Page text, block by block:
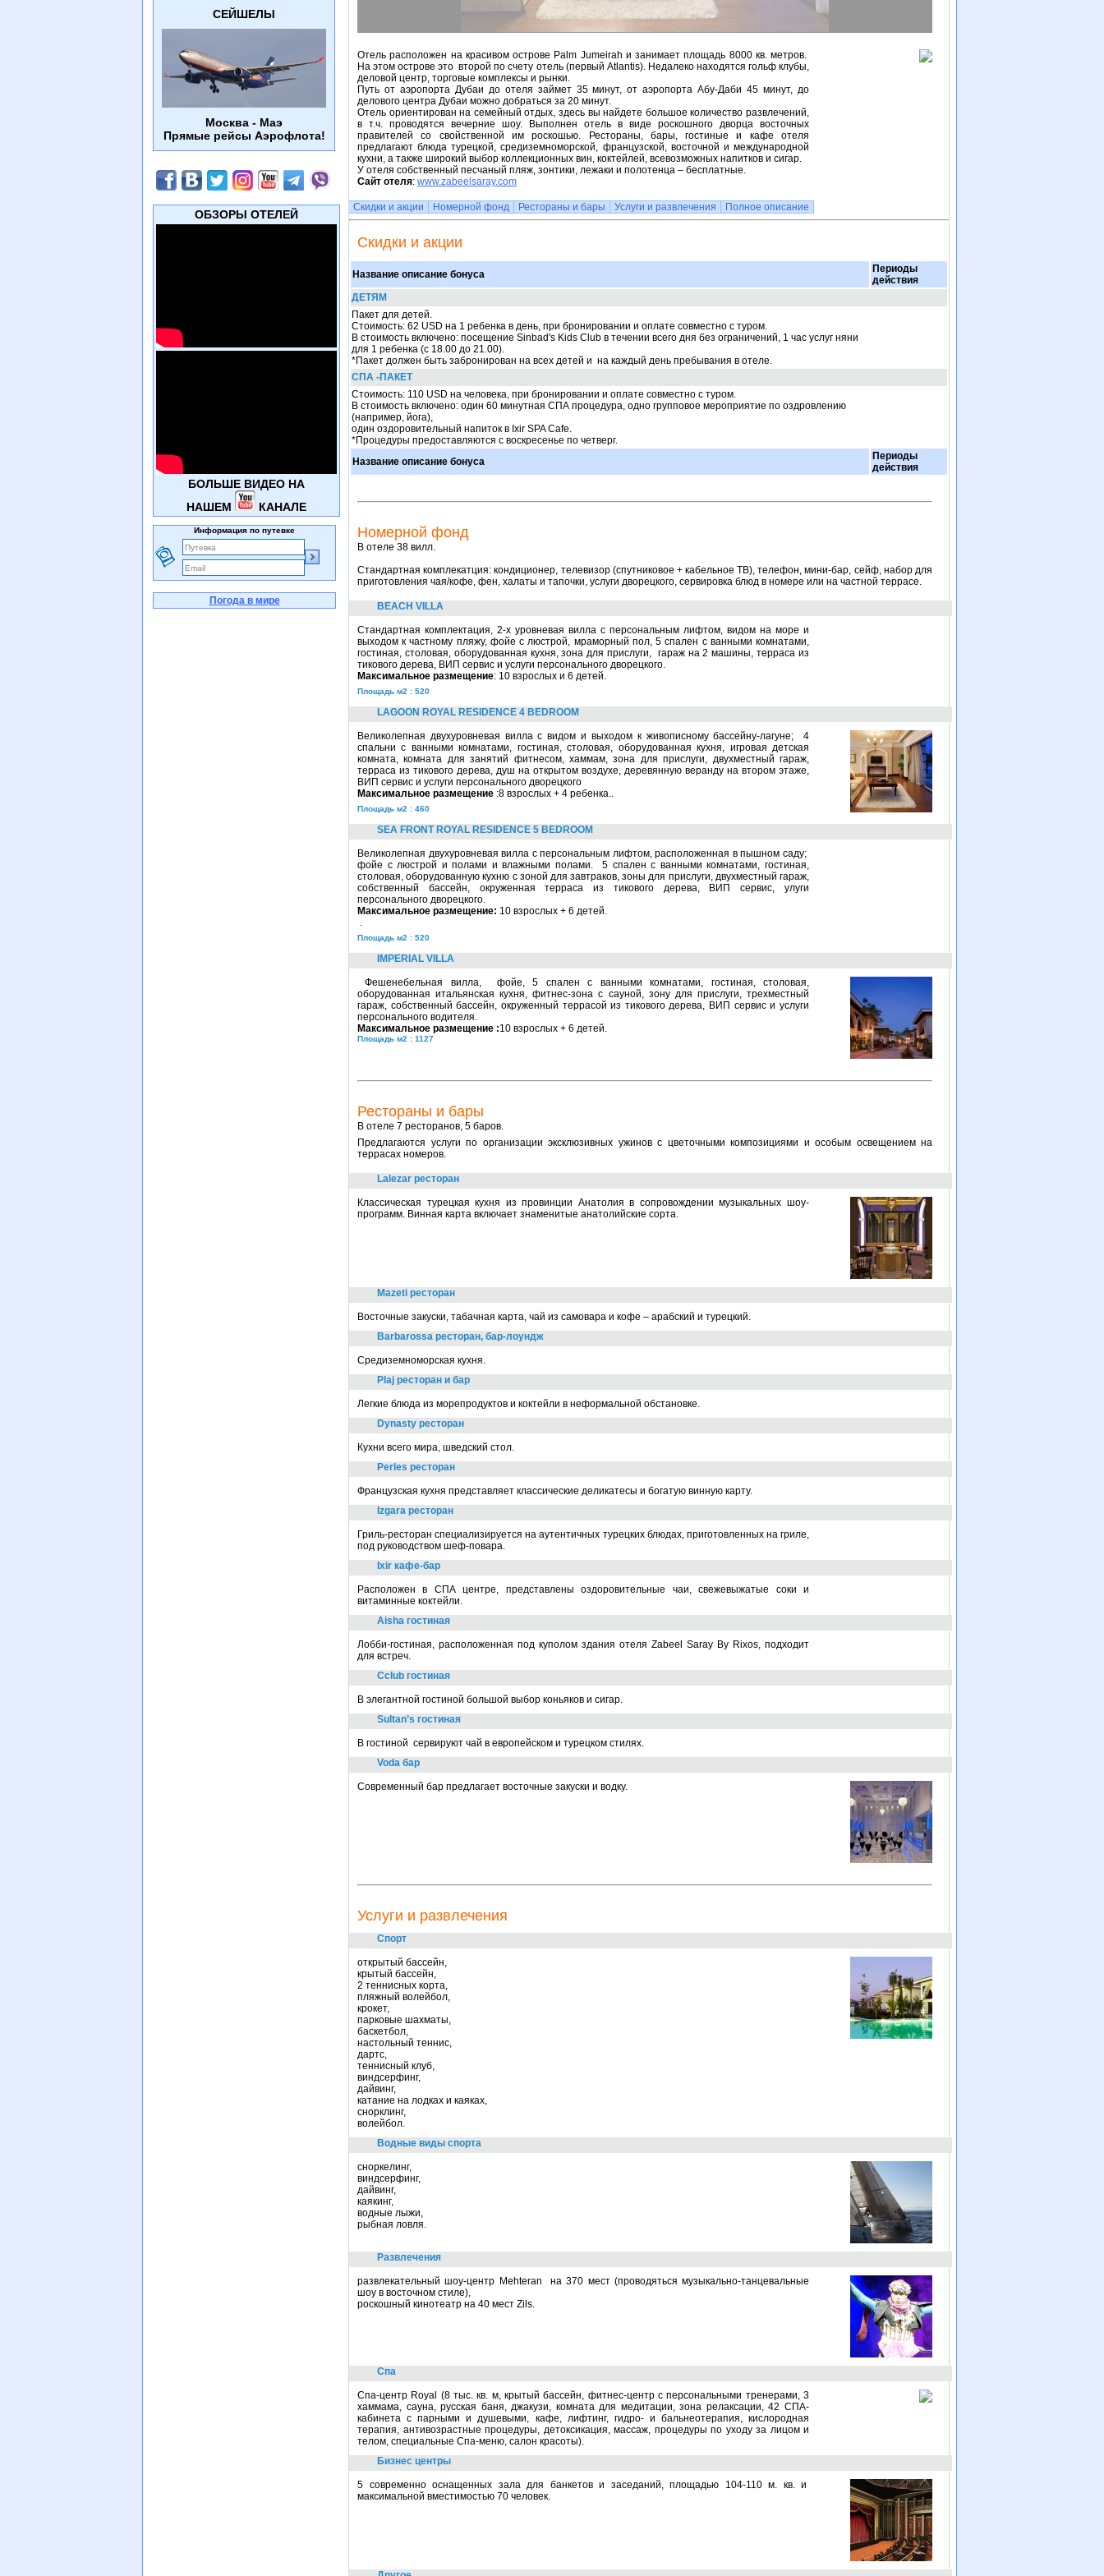
Отель расположен на красивом острове Palm Jumeirah и занимает площадь 8000 кв. метров.
На этом острове это второй по счету отель (первый Atlantis). Недалеко находятся гольф клубы,
деловой центр, торговые комплексы и рынки.
Путь от аэропорта Дубаи до отеля займет 35 минут, от аэропорта Абу-Даби 45 минут, до
делового центра Дубаи можно добраться за 20 минут.
Отель ориентирован на семейный отдых, здесь вы найдете большое количество развлечений,
в т.ч. проводятся вечерние шоу. Выполнен отель в виде роскошного дворца восточных
правителей со свойственной им роскошью. Рестораны, бары, гостиные и кафе отеля
предлагают блюда турецкой, средиземноморской, французской, восточной и международной
кухни, а также широкий выбор коллекционных вин, коктейлей, всевозможных напитков и сигар.
У отеля собственный песчаный пляж, зонтики, лежаки и полотенца – бесплатные.
Сайт отеля: www.zabeelsaray.com
Скидки и акции Номерной фонд Рестораны и бары Услуги и развлечения Полное описание
Скидки и акции
Название описание бонуса
Периоды
действия
ДЕТЯМ
Пакет для детей.
Стоимость: 62 USD на 1 ребенка в день, при бронировании и оплате совместно с туром.
В стоимость включено: посещение Sinbad's Kids Club в течении всего дня без ограничений, 1 час услуг няни
для 1 ребенка (с 18.00 до 21.00).
*Пакет должен быть забронирован на всех детей и на каждый день пребывания в отеле.
СПА -ПАКЕТ
Стоимость: 110 USD на человека, при бронировании и оплате совместно с туром.
В стоимость включено: один 60 минутная СПА процедура, одно групповое мероприятие по оздровлению
(например, йога),
один оздоровительный напиток в Ixir SPA Cafe.
*Процедуры предоставляются с воскресенье по четверг.
Название описание бонуса
Периоды
действия
Номерной фонд
В отеле 38 вилл.
Стандартная комплекатция: кондиционер, телевизор (спутниковое + кабельное ТВ), телефон, мини-бар, сейф, набор для
приготовления чая/кофе, фен, халаты и тапочки, услуги дворецкого, сервировка блюд в номере или на частной террасе.
BEACH VILLA
Стандартная комплектация, 2-х уровневая вилла с персональным лифтом, видом на море и
выходом к частному пляжу, фойе с люстрой, мраморный пол, 5 спален с ванными комнатами,
гостиная, столовая, оборудованная кухня, зона для прислуги, гараж на 2 машины, терраса из
тикового дерева, ВИП сервис и услуги персонального дворецкого.
Максимальное размещение: 10 взрослых и 6 детей.
Площадь м2 : 520
LAGOON ROYAL RESIDENCE 4 BEDROOM
Великолепная двухуровневая вилла с видом и выходом к живописному бассейну-лагуне; 4
спальни с ванными комнатами, гостиная, столовая, оборудованная кухня, игровая детская
комната, комната для занятий фитнесом, хаммам, зона для прислуги, двухместный гараж,
терраса из тикового дерева, душ на открытом воздухе, деревянную веранду на втором этаже,
ВИП сервис и услуги персонального дворецкого
Максимальное размещение :8 взрослых + 4 ребенка..
Площадь м2 : 460
SEA FRONT ROYAL RESIDENCE 5 BEDROOM
Великолепная двухуровневая вилла с персональным лифтом, расположенная в пышном саду;
фойе с люстрой и полами и влажными полами. 5 спален с ванными комнатами, гостиная,
столовая, оборудованную кухню с зоной для завтраков, зоны для прислуги, двухместный гараж,
собственный бассейн, окруженная терраса из тикового дерева, ВИП сервис, улуги
персонального дворецкого.
Максимальное размещение: 10 взрослых + 6 детей.
.
Площадь м2 : 520
IMPERIAL VILLA
Фешенебельная вилла, фойе, 5 спален с ванными комнатами, гостиная, столовая,
оборудованная итальянская кухня, фитнес-зона с сауной, зону для прислуги, трехместный
гараж, собственный бассейн, окруженный террасой из тикового дерева, ВИП сервис и услуги
персонального водителя.
Максимальное размещение :10 взрослых + 6 детей.
Площадь м2 : 1127
Рестораны и бары
В отеле 7 ресторанов, 5 баров.
Предлагаются услуги по организации эксклюзивных ужинов с цветочными композициями и особым освещением на
террасах номеров.
Lalezar ресторан
Классическая турецкая кухня из провинции Анатолия в сопровождении музыкальных шоу-
программ. Винная карта включает знаменитые анатолийские сорта.
Mazeti ресторан
Восточные закуски, табачная карта, чай из самовара и кофе – арабский и турецкий.
Barbarossa ресторан, бар-лоундж
Средиземноморская кухня.
Plaj ресторан и бар
Легкие блюда из морепродуктов и коктейли в неформальной обстановке.
Dynasty ресторан
Кухни всего мира, шведский стол.
Perles ресторан
Французская кухня представляет классические деликатесы и богатую винную карту.
Izgara ресторан
Гриль-ресторан специализируется на аутентичных турецких блюдах, приготовленных на гриле,
под руководством шеф-повара.
Ixir кафе-бар
Расположен в СПА центре, представлены оздоровительные чаи, свежевыжатые соки и
витаминные коктейли.
Aisha гостиная
Лобби-гостиная, расположенная под куполом здания отеля Zabeel Saray By Rixos, подходит
для встреч.
Cclub гостиная
В элегантной гостиной большой выбор коньяков и сигар.
Sultan’s гостиная
В гостиной сервируют чай в европейском и турецком стилях.
Voda бар
Современный бар предлагает восточные закуски и водку.
Услуги и развлечения
Спорт
открытый бассейн,
крытый бассейн,
2 теннисных корта,
пляжный волейбол,
крокет,
парковые шахматы,
баскетбол,
настольный теннис,
дартс,
теннисный клуб,
виндсерфинг,
дайвинг,
катание на лодках и каяках,
снорклинг,
волейбол.
Водные виды спорта
сноркелинг,
виндсерфинг,
дайвинг,
каякинг,
водные лыжи,
рыбная ловля.
Развлечения
развлекательный шоу-центр Mehteran на 370 мест (проводяться музыкально-танцевальные
шоу в восточном стиле),
роскошный кинотеатр на 40 мест Zils.
Спа
Спа-центр Royal (8 тыс. кв. м, крытый бассейн, фитнес-центр с персональными тренерами, 3
хаммама, сауна, русская баня, джакузи, комната для медитации, зона релаксации, 42 СПА-
кабинета с парными и душевыми, кафе, лифтинг, гидро- и бальнеотерапия, кислородная
терапия, антивозрастные процедуры, детоксикация, массаж, процедуры по уходу за лицом и
телом, специальные Спа-меню, салон красоты).
Бизнес центры
5 современно оснащенных зала для банкетов и заседаний, площадью 104-110 м. кв. и
максимальной вместимостью 70 человек.
СЕЙШЕЛЫ
Москва - Маэ
Прямые рейсы Аэрофлота!
ОБЗОРЫ ОТЕЛЕЙ
БОЛЬШЕ ВИДЕО НА
НАШЕМ
КАНАЛЕ
Информация по путевке
Погода в мире